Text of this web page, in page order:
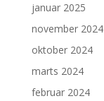
januar 2025
november 2024
oktober 2024
marts 2024
februar 2024